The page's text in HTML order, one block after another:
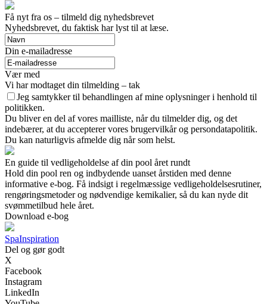
Få nyt fra os – tilmeld dig nyhedsbrevet
Nyhedsbrevet, du faktisk har lyst til at læse.
Din e-mailadresse
Vær med
Vi har modtaget din tilmelding – tak
Jeg samtykker til behandlingen af mine oplysninger i henhold til
politikken.
Du bliver en del af vores mailliste, når du tilmelder dig, og det
indebærer, at du accepterer vores brugervilkår og persondatapolitik.
Du kan naturligvis afmelde dig når som helst.
En guide til vedligeholdelse af din pool året rundt
Hold din pool ren og indbydende uanset årstiden med denne
informative e-bog. Få indsigt i regelmæssige vedligeholdelsesrutiner,
rengøringsmetoder og nødvendige kemikalier, så du kan nyde dit
svømmetilbud hele året.
Download e-bog
SpaInspiration
Del og gør godt
X
Facebook
Instagram
LinkedIn